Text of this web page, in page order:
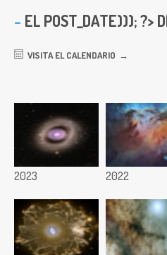
EL POST_DATE))); ?>
VISITA EL CALENDARIO
2023 2022